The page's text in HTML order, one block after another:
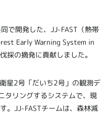
で開発した、JJ-FAST（熱帯
Early Warning System in
の摘発に貢献しました。
星2号「だいち2号」の観測デ
タリングするシステムで、現
。JJ-FASTチームは、森林減